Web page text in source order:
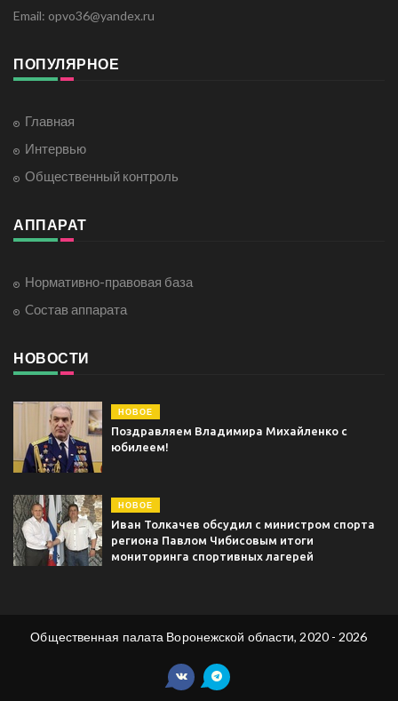
Email: opvo36@yandex.ru
ПОПУЛЯРНОЕ
Главная
Интервью
Общественный контроль
АППАРАТ
Нормативно-правовая база
Cостав аппарата
НОВОСТИ
НОВОЕ
Поздравляем Владимира Михайленко с
юбилеем!
НОВОЕ
Иван Толкачев обсудил с министром спорта
региона Павлом Чибисовым итоги
мониторинга спортивных лагерей
Общественная палата Воронежской области, 2020 - 2026